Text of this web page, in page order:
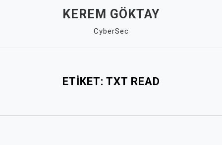
KEREM GÖKTAY
CyberSec
ETIKET: TXT READ